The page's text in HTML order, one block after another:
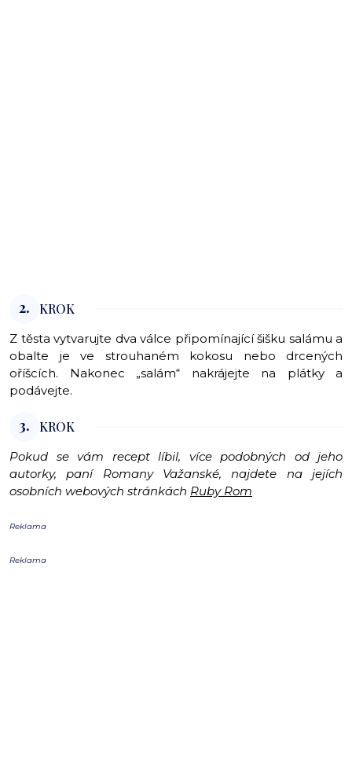
2. KROK
Z těsta vytvarujte dva válce připomínající šišku salámu a
obalte je ve strouhaném kokosu nebo drcených
oříšcích. Nakonec „salám“ nakrájejte na plátky a
podávejte.
3. KROK
Pokud se vám recept líbil, více podobných od jeho
autorky, paní Romany Važanské, najdete na jejích
osobních webových stránkách Ruby Rom
Reklama
Reklama